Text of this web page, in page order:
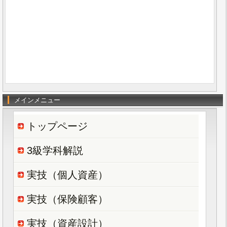
メインメニュー
トップページ
3級学科解説
実技（個人資産）
実技（保険顧客）
実技（資産設計）